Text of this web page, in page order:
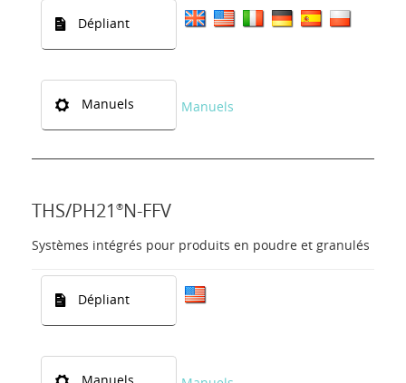
Dépliant
Manuels Manuels
THS/PH21 ®N-FFV
Systèmes intégrés pour produits en poudre et granulés
Dépliant